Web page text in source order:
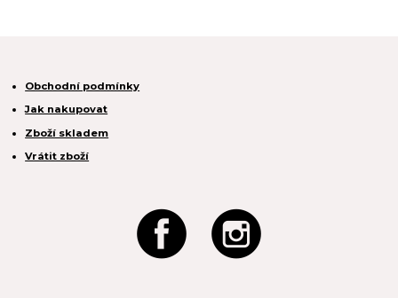
Obchodní podmínky
Jak nakupovat
Zboží skladem
Vrátit zboží